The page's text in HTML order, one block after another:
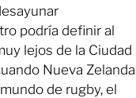
podría definir al
lejos de la Ciudad
Nueva Zelanda
de rugby, el